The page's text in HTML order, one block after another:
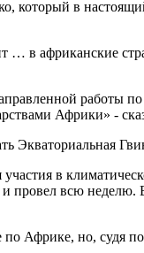
который в
… в африканские
работы
Африки» -
Экваториальная
в
и провел всю
Африке, но, судя